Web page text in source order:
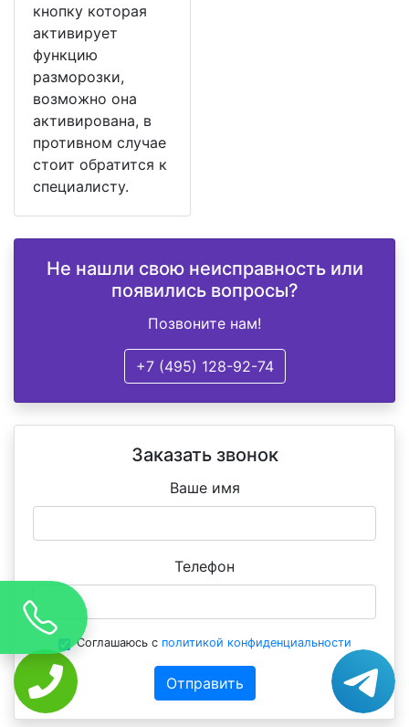
кнопку которая
активирует
функцию
разморозки,
возможно она
активирована, в
противном случае
стоит обратится к
специалисту.
Не нашли свою неисправность или
появились вопросы?
Позвоните нам!
+7 (495) 128-92-74
Заказать звонок
Ваше имя
Телефон
Соглашаюсь с политикой конфиденциальности
Отправить